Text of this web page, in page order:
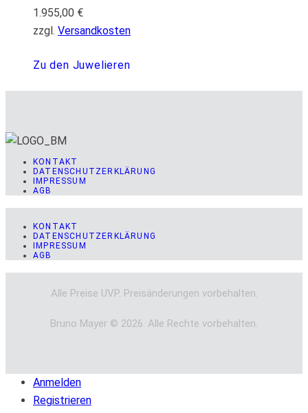
1.955,00 €
zzgl. Versandkosten
Zu den Juwelieren
KONTAKT
DATENSCHUTZERKLÄRUNG
IMPRESSUM
AGB
KONTAKT
DATENSCHUTZERKLÄRUNG
IMPRESSUM
AGB
Alle Preise UVP. Preisänderungen vorbehalten.
Bruno Mayer © 2026. Alle Rechte vorbehalten.
Anmelden
Registrieren